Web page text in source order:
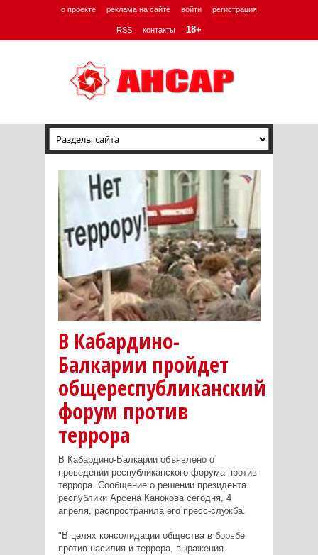
о проекте реклама на сайте войти регистрация
RSS контакты 18+
В Кабардино-
Балкарии пройдет
общереспубликанский
форум против
террора
В Кабардино-Балкарии объявлено о
проведении республиканского форума против
террора. Сообщение о решении президента
республики Арсена Канокова сегодня, 4
апреля, распространила его пресс-служба.
"В целях консолидации общества в борьбе
против насилия и террора, выражения